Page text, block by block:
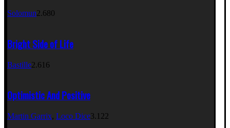
Solomun2.680
Bright Side of Life
Bastille2.616
Optimistic And Positive
Martin Garrix, Loco Dice3.122